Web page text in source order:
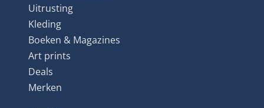
Uitrusting
Kleding
Boeken & Magazines
Art prints
Deals
Merken